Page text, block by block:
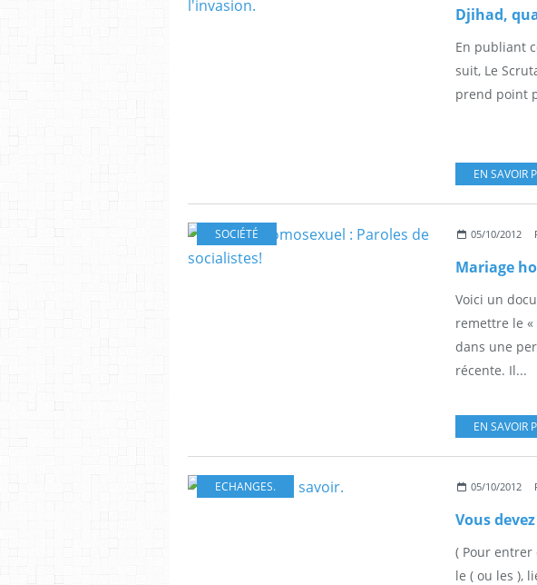
En publiant
suit, Le
prend point
EN SAVOIR
SOCIÉTÉ 05/10/2012
Voici un
remettre le «
dans une
récente. Il...
EN SAVOIR
ECHANGES. 05/10/2012
Vous
( Pour
le ( ou les ),